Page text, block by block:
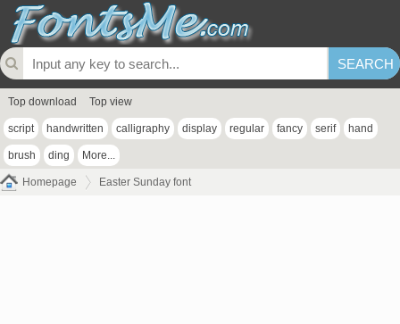
Top download Top view
script handwritten calligraphy display regular fancy serif hand
brush ding More...
Homepage Easter Sunday font